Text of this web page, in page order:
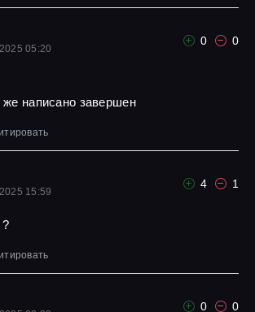
05:20
0 0
написано завершен
15:59
4 1
?
0 0